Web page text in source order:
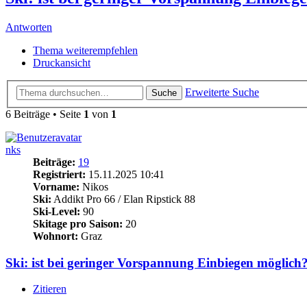
Antworten
Thema weiterempfehlen
Druckansicht
Suche
Erweiterte Suche
6 Beiträge • Seite 1 von 1
nks
Beiträge: 19
Registriert: 15.11.2025 10:41
Vorname: Nikos
Ski: Addikt Pro 66 / Elan Ripstick 88
Ski-Level: 90
Skitage pro Saison: 20
Wohnort: Graz
Ski: ist bei geringer Vorspannung Einbiegen
Zitieren